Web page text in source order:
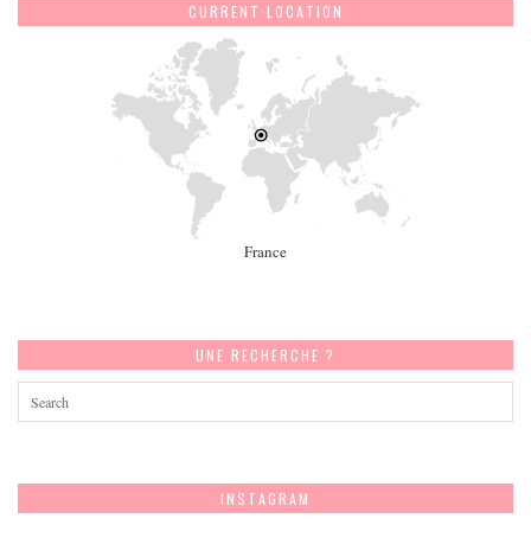
CURRENT LOCATION
France
UNE RECHERCHE ?
INSTAGRAM